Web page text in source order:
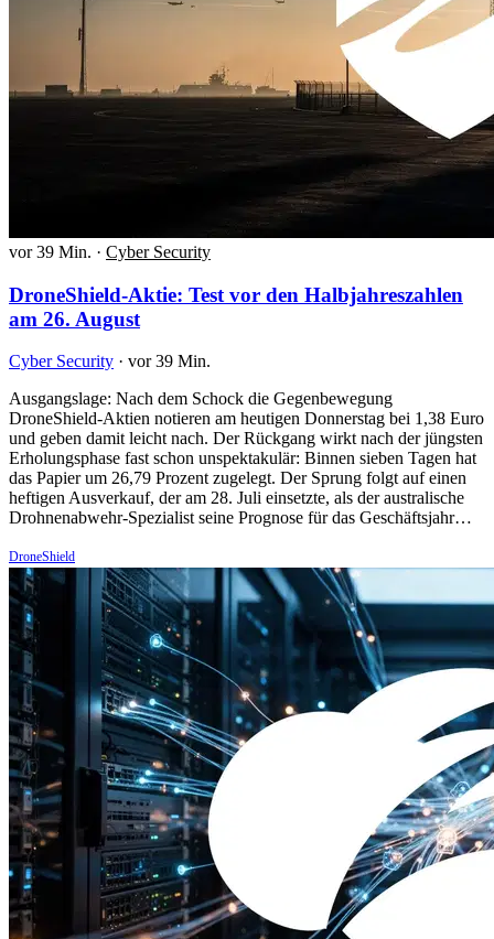
vor 39 Min. · Cyber Security
DroneShield-Aktie: Test vor den Halbjahreszahlen
am 26. August
Cyber Security · vor 39 Min.
Ausgangslage: Nach dem Schock die Gegenbewegung
DroneShield-Aktien notieren am heutigen Donnerstag bei 1,38 Euro
und geben damit leicht nach. Der Rückgang wirkt nach der jüngsten
Erholungsphase fast schon unspektakulär: Binnen sieben Tagen hat
das Papier um 26,79 Prozent zugelegt. Der Sprung folgt auf einen
heftigen Ausverkauf, der am 28. Juli einsetzte, als der australische
Drohnenabwehr-Spezialist seine Prognose für das Geschäftsjahr…
DroneShield